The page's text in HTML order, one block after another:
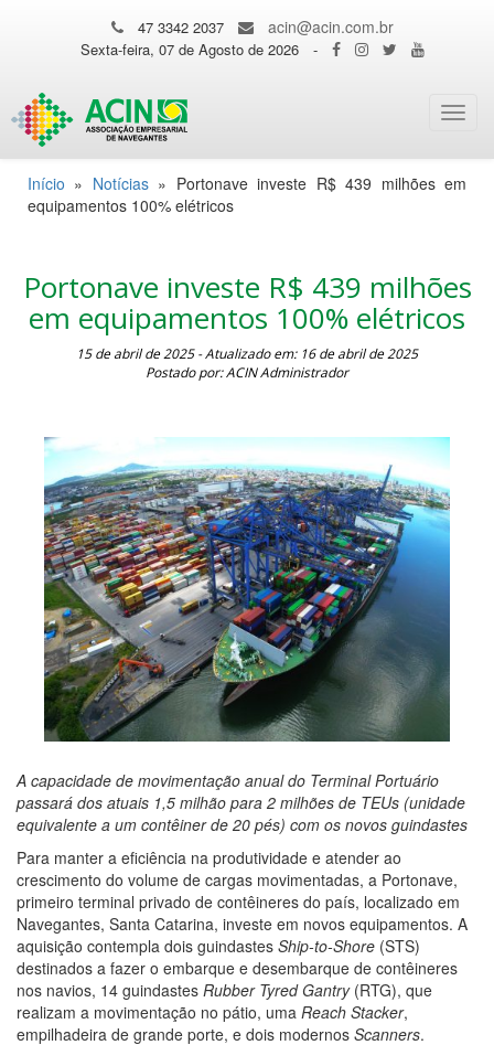
47 3342 2037 acin@acin.com.br
Sexta-feira, 07 de Agosto de 2026 -
Início » Notícias» Portonave investe R$ 439 milhões em
equipamentos 100% elétricos
Portonave investe R$ 439 milhões
em equipamentos 100% elétricos
15 de abril de 2025 - Atualizado em: 16 de abril de 2025
Postado por: ACIN Administrador
A capacidade de movimentação anual do Terminal Portuário
passará dos atuais 1,5 milhão para 2 milhões de TEUs (unidade
equivalente a um contêiner de 20 pés) com os novos guindastes
Para manter a eficiência na produtividade e atender ao
crescimento do volume de cargas movimentadas, a Portonave,
primeiro terminal privado de contêineres do país, localizado em
Navegantes, Santa Catarina, investe em novos equipamentos. A
aquisição contempla dois guindastes Ship-to-Shore (STS)
destinados a fazer o embarque e desembarque de contêineres
nos navios, 14 guindastes Rubber Tyred Gantry (RTG), que
realizam a movimentação no pátio, uma Reach Stacker,
empilhadeira de grande porte, e dois modernos Scanners.